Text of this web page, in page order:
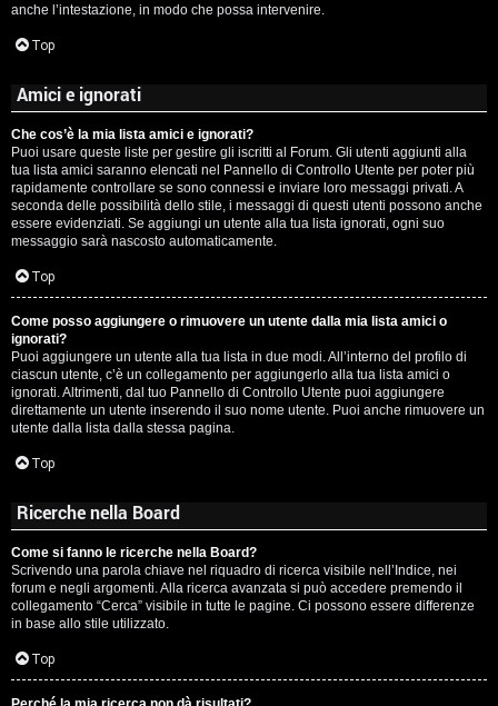
anche l’intestazione, in modo che possa intervenire.
Top
Amici e ignorati
Che cos’è la mia lista amici e ignorati?
Puoi usare queste liste per gestire gli iscritti al Forum. Gli utenti aggiunti alla
tua lista amici saranno elencati nel Pannello di Controllo Utente per poter più
rapidamente controllare se sono connessi e inviare loro messaggi privati. A
seconda delle possibilità dello stile, i messaggi di questi utenti possono anche
essere evidenziati. Se aggiungi un utente alla tua lista ignorati, ogni suo
messaggio sarà nascosto automaticamente.
Top
Come posso aggiungere o rimuovere un utente dalla mia lista amici o
ignorati?
Puoi aggiungere un utente alla tua lista in due modi. All’interno del profilo di
ciascun utente, c’è un collegamento per aggiungerlo alla tua lista amici o
ignorati. Altrimenti, dal tuo Pannello di Controllo Utente puoi aggiungere
direttamente un utente inserendo il suo nome utente. Puoi anche rimuovere un
utente dalla lista dalla stessa pagina.
Top
Ricerche nella Board
Come si fanno le ricerche nella Board?
Scrivendo una parola chiave nel riquadro di ricerca visibile nell’Indice, nei
forum e negli argomenti. Alla ricerca avanzata si può accedere premendo il
collegamento “Cerca” visibile in tutte le pagine. Ci possono essere differenze
in base allo stile utilizzato.
Top